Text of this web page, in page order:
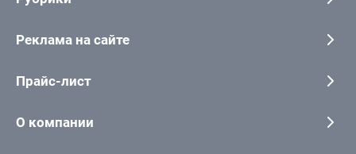
Реклама на сайте
Прайс-лист
О компании